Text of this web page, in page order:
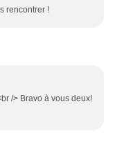
rencontrer !
/> Bravo à vous deux!